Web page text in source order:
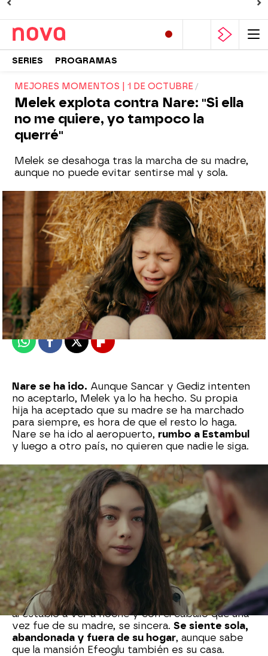
SERIES PROGRAMAS
MEJORES MOMENTOS | 1 DE OCTUBRE
Melek explota contra Nare: "Si ella
no me quiere, yo tampoco la
querré"
Melek se desahoga tras la marcha de su madre,
aunque no puede evitar sentirse mal y sola.
Almudena Carranza
Madrid
Publicado:02 de octubre de 2022, 06:05
WhatsappFacebook
X Flipboard
Nare se ha ido. Aunque Sancar y Gediz intenten
no aceptarlo, Melek ya lo ha hecho. Su propia
hija ha aceptado que su madre se ha marchado
para siempre, es hora de que el resto lo haga.
Nare se ha ido al aeropuerto, rumbo a Estambul
y luego a otro país, no quieren que nadie le siga.
Sancar y Gediz habían firmado una denuncia de
desaparición, temiendo que se haya quitado la
vida, pero al ver el video de las cámaras de
seguridad se dan cuenta de la verdad.Nare
Çelebi se ha ido para siempre.
A pesar de que Sancar intenta proteger a su hija,
es inevitable que la pequeña Melekse sienta
sola tras la marcha de su madre, recuerda todos
los momentos vividos juntas, desde su huida de
Montenegro hasta su último paseo juntas. Se va
al establo a ver a noche y con el caballo que una
vez fue de su madre, se sincera. Se siente sola,
abandonada y fuera de su hogar, aunque sabe
que la mansión Efeoglu también es su casa.